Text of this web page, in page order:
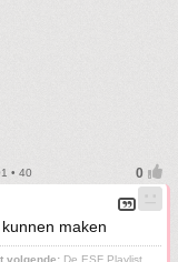
• 40
maken